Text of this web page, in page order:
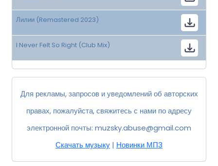
Лилии (Remastered 2023)
I Never Felt So Right (Club Mix)
Для рекламы, запросов и уведомлений об авторских
правах, пожалуйста, свяжитесь с нами по адресу
электронной почты: muzsky.abuse@gmail.com
Скачать музыку | Новинки МП3